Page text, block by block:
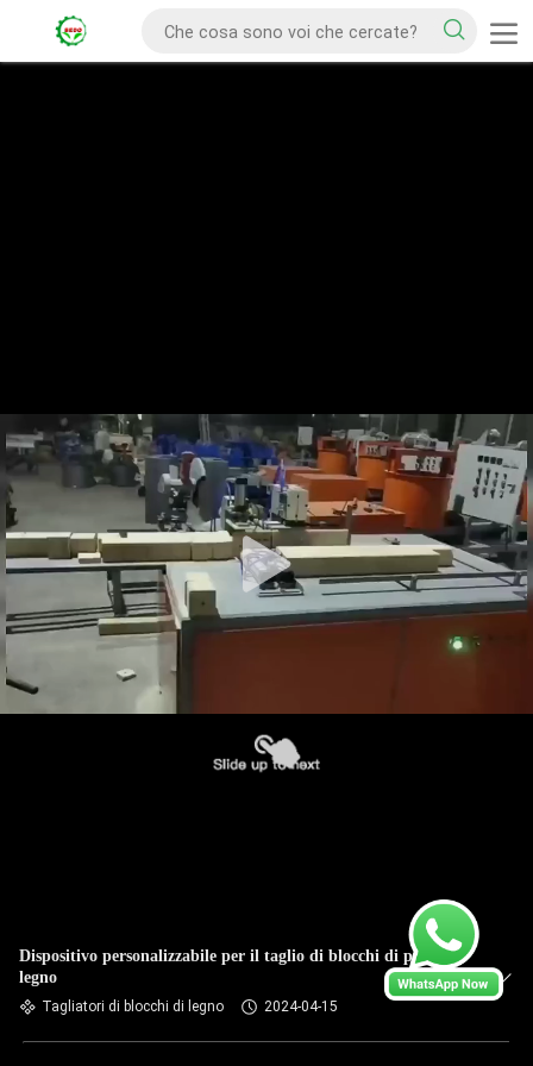
Dispositivo personalizzabile per il taglio di blocchi di pallet di
legno
Tagliatori di blocchi di legno 2024-04-15